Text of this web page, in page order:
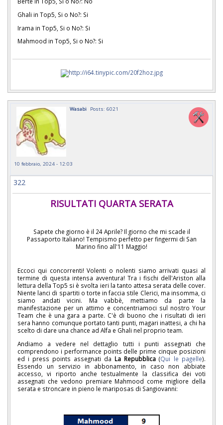
Ghali in Top5, Si o No?: Si
Irama in Top5, Si o No?: Si
Mahmood in Top5, Si o No?: Si
Wasabi Posts: 6021
10 febbraio, 2024 - 12:03
322
RISULTATI QUARTA SERATA
Sapete che giorno è il 24 Aprile? Il giorno che mi scade il
Passaporto Italiano! Tempismo perfetto per fingermi di San
Marino fino all'11 Maggio!
Eccoci qui concorrenti! Volenti o nolenti siamo arrivati quasi al
termine di questa intensa avventura! Tra i fischi dell'Ariston alla
lettura della Top5 si è svolta ieri la tanto attesa serata delle cover.
Niente lanci di spartiti o torte in faccia stile Clerici, ma insomma, ci
siamo andati vicini. Ma vabbè, mettiamo da parte la
manifestazione per un attimo e concentriamoci sul nostro Your
Team che è una gara a parte. C'è di buono che i risultati di ieri
sera hanno comunque portato tanti punti, magari inattesi, a chi ha
scelto di dare una chance ad Alfa e Ghali nel proprio team.
Andiamo a vedere nel dettaglio tutti i punti assegnati che
comprendono i performance points delle prime cinque posizioni
ed i press points assegnati da La Repubblica (Qui le pagelle).
Essendo un servizio in abbonamento, in caso non abbiate
accesso, vi riporto anche testualmente la classifica dei voti
assegnati che vedono premiare Mahmood come migliore della
serata e stroncare in pieno le mariposas di Sangiovanni: